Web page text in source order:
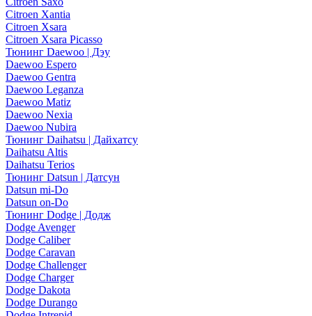
Citroen Xantia
Citroen Xsara
Citroen Xsara Picasso
Тюнинг Daewoo | Дэу
Daewoo Espero
Daewoo Gentra
Daewoo Leganza
Daewoo Matiz
Daewoo Nexia
Daewoo Nubira
Тюнинг Daihatsu | Дайхатсу
Daihatsu Altis
Daihatsu Terios
Тюнинг Datsun | Датсун
Datsun mi-Do
Datsun on-Do
Тюнинг Dodge | Додж
Dodge Avenger
Dodge Caliber
Dodge Caravan
Dodge Challenger
Dodge Charger
Dodge Dakota
Dodge Durango